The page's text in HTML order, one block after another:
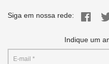
Siga em nossa rede:
Indique um